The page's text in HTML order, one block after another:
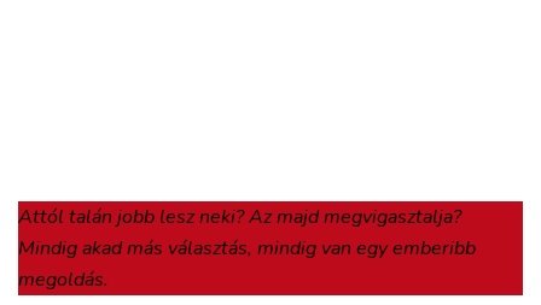
Attól talán jobb lesz neki? Az majd megvigasztalja?
Mindig akad más választás, mindig van egy emberibb
megoldás.